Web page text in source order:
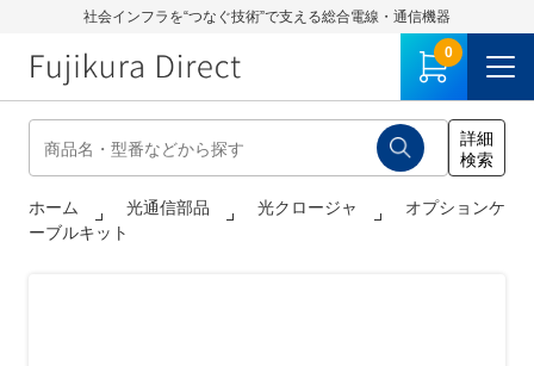
社会インフラを“つなぐ技術”で支える総合電線・通信機器
0
ホーム 光通信部品 光クロージャ
オプションケ
ーブルキット